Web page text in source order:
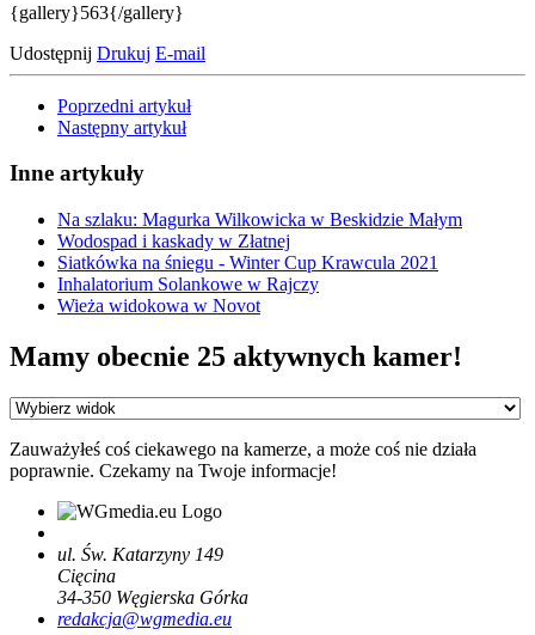
{gallery}563{/gallery}
Udostępnij Drukuj E-mail
Poprzedni artykuł
Następny artykuł
Inne artykuły
Na szlaku: Magurka Wilkowicka w Beskidzie Małym
Wodospad i kaskady w Złatnej
Siatkówka na śniegu - Winter Cup Krawcula 2021
Inhalatorium Solankowe w Rajczy
Wieża widokowa w Novot
Mamy obecnie 25 aktywnych kamer!
Zauważyłeś coś ciekawego na kamerze, a może coś nie działa
poprawnie. Czekamy na Twoje informacje!
ul. Św. Katarzyny 149
Cięcina
34-350 Węgierska Górka
redakcja@wgmedia.eu